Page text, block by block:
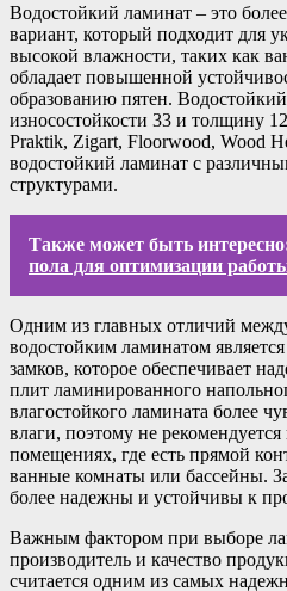
Водостойкий ламинат – это
вариант, который подходит для
высокой влажности, таких как
обладает повышенной
образованию пятен.
износостойкости 33 и толщину
Praktik, Zigart, Floorwood, Wood
водостойкий ламинат с
структурами.
Также может быть
пола для оптимизации
Одним из главных отличий
водостойким ламинатом
замков, которое обеспечивает
плит ламинированного
влагостойкого ламината более
влаги, поэтому не рекомендуется
помещениях, где есть прямой
ванные комнаты или бассейны.
более надежны и устойчивы к
Важным фактором при выборе
производитель и качество
считается одним из самых